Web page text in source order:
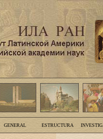
GENERAL ESTRUCTURA